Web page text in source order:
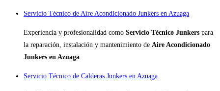
Servicio Técnico de Aire Acondicionado Junkers en Azuaga
Experiencia y profesionalidad como Servicio Técnico Junkers para
la reparación, instalación y mantenimiento de Aire Acondicionado
Junkers en Azuaga
Servicio Técnico de Calderas Junkers en Azuaga